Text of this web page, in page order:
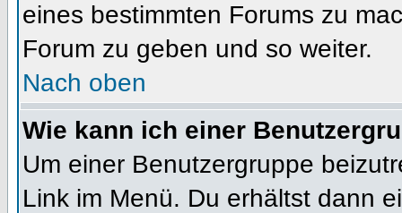
eines bestimmten Forums zu
Forum zu geben und so weiter.
Nach oben
Wie kann ich einer
Um einer Benutzergruppe
Link im Menü. Du erhältst dann